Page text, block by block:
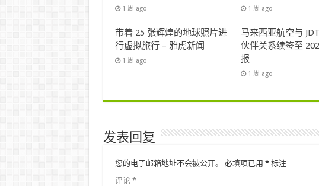
1 周 ago 1 周 ago
带着 25 张辉煌的地球照片进
行虚拟旅行 – 雅虎新闻
1 周 ago
马来西亚航空与
伙伴关系续签至
报
1 周 ago
发表回复
您的电子邮箱地址不会被公开。 必填项已用 *标注
评论 *